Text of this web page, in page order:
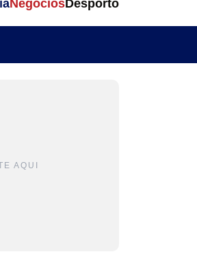
NegóciosDesporto
AQUI